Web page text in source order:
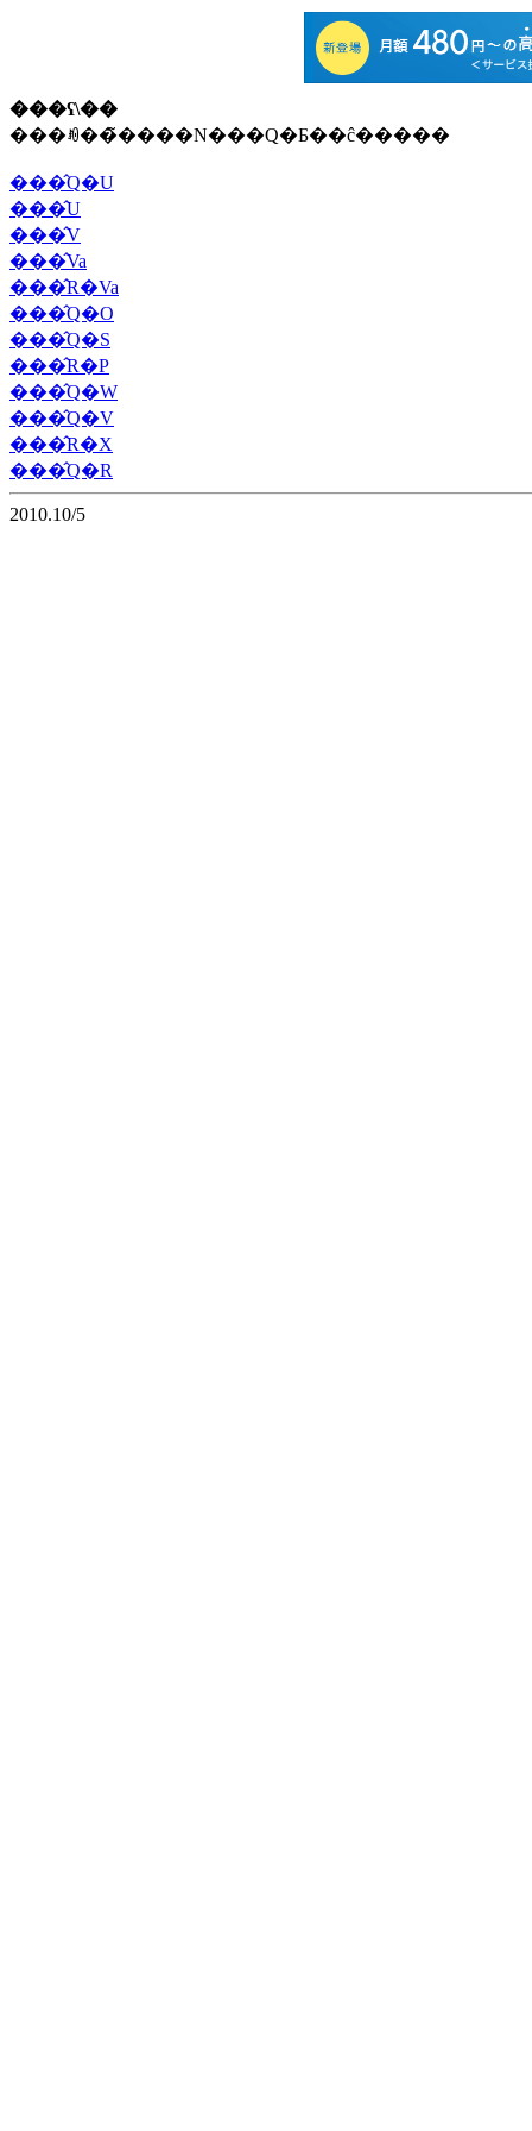
���ʕ\��
���ꂼ��̃����N���Q�Ƃ��ĉ�����
���̂Q�U
���̂U
���̂V
���̂Va
���̂R�Va
���̂Q�O
���̂Q�S
���̂R�P
���̂Q�W
���̂Q�V
���̂R�X
���̂Q�R
2010.10/5